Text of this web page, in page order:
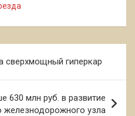
сверхмощный гиперкар
630 млн руб. в развитие
железнодорожного узла